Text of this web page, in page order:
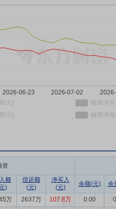
资
额
)
偿还额
(元)
净买入
(元)
余额(元) 余
万 2637万 107.8万 0.00